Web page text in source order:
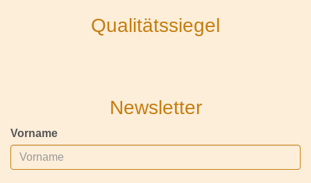
Qualitätssiegel
Newsletter
Vorname